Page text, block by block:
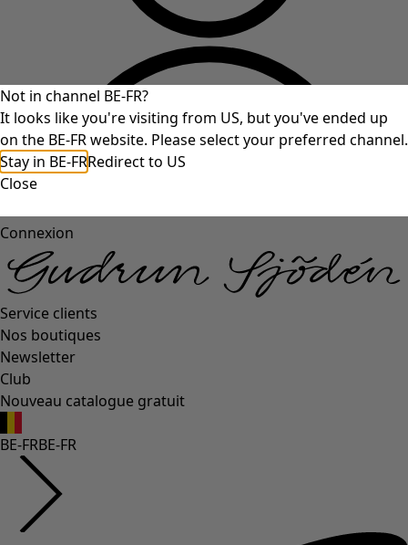
Connexion
Service clients
Nos boutiques
Newsletter
Club
Nouveau catalogue gratuit
BE-FRBE-FR
Not in channel BE-FR?
It looks like you're visiting from US, but you've ended up
on the BE-FR website. Please select your preferred channel.
Stay in BE-FRRedirect to US
Close